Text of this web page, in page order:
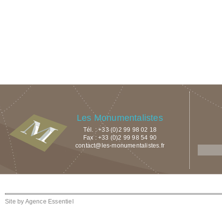
Les Monumentalistes
Tél. : +33 (0)2 99 98 02 18
Fax : +33 (0)2 99 98 54 90
contact@les-monumentalistes.fr
Site by Agence Essentiel